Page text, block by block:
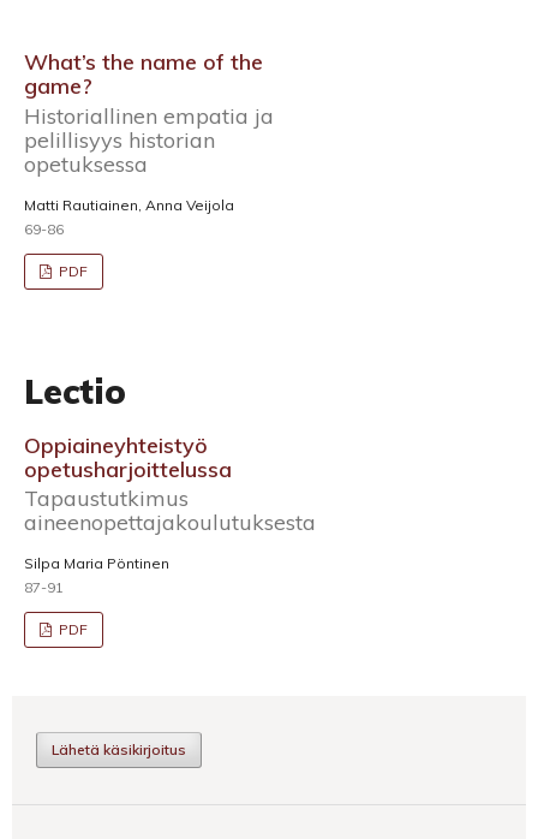
What’s the name of the
game?
Historiallinen empatia ja
pelillisyys historian
opetuksessa
Matti Rautiainen, Anna Veijola
69-86
PDF
Lectio
Oppiaineyhteistyö
opetusharjoittelussa
Tapaustutkimus
aineenopettajakoulutuksesta
Silpa Maria Pöntinen
87-91
PDF
Lähetä käsikirjoitus